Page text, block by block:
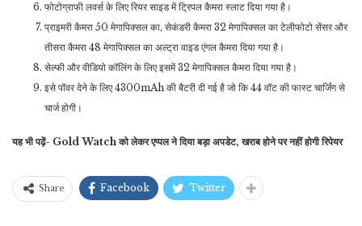
फोटोग्राफी लवर्स के लिए रियर साइड में ट्रिपल कैमरा स्लाट दिया गया है।
प्राइमरी कैमरा 50 मेगापिक्सल का, सेकंडरी कैमरा 32 मेगापिक्सल का टेलीफोटो सेंसर और
तीसरा कैमरा 48 मेगापिक्सल का अल्ट्रा वाइड एंगल कैमरा दिया गया है।
सेल्फी और वीडियो कॉलिंग के लिए इसमें 32 मेगापिक्सल कैमरा दिया गया है।
इसे पॉवर देने के लिए 4300mAh की बैटरी दी गई है जो कि 44 वॉट की फास्ट चार्जिंग से
चार्ज होगी।
यह भी पढ़ें- Gold Watch को लेकर एप्पल ने दिया बड़ा अपडेट, खराब होने पर नहीं होगी रिपेयर
Share Facebook Twitter